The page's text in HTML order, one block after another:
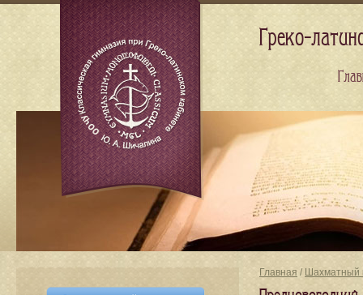
Главная / Шахматный
Греко-